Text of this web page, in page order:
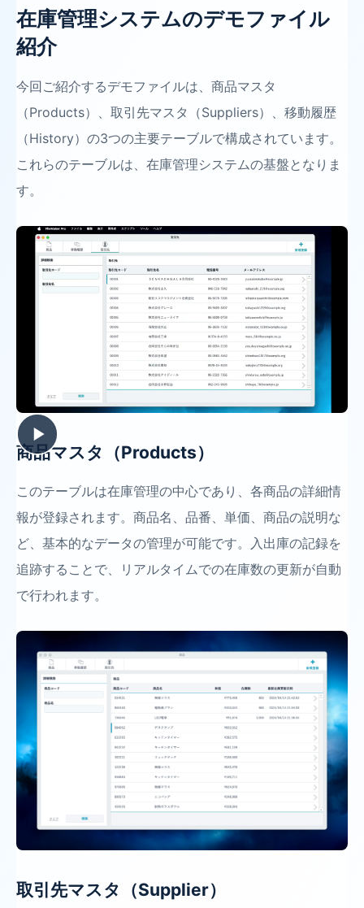
在庫管理システムのデモファイル
紹介
今回ご紹介するデモファイルは、商品マスタ
（Products）、取引先マスタ（Suppliers）、移動履歴
（History）の3つの主要テーブルで構成されています。
これらのテーブルは、在庫管理システムの基盤となりま
す。
商品マスタ（Products）
このテーブルは在庫管理の中心であり、各商品の詳細情
報が登録されます。商品名、品番、単価、商品の説明な
ど、基本的なデータの管理が可能です。入出庫の記録を
追跡することで、リアルタイムでの在庫数の更新が自動
で行われます。
取引先マスタ（Supplier）